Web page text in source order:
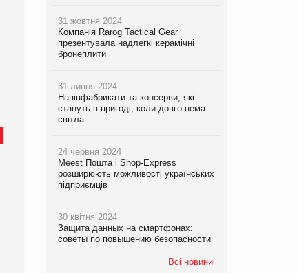
31 жовтня 2024
Компанія Rarog Tactical Gear
презентувала надлегкі керамічні
бронеплити
31 липня 2024
Напівфабрикати та консерви, які
стануть в пригоді, коли довго нема
світла
24 червня 2024
Meest Пошта і Shop-Express
розширюють можливості українських
підприємців
30 квітня 2024
Защита данных на смартфонах:
советы по повышению безопасности
Всі новини